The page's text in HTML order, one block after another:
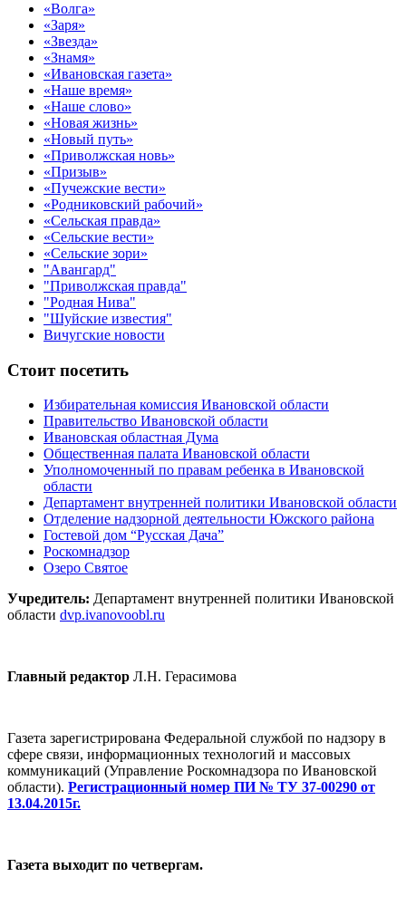
«Волга»
«Заря»
«Звезда»
«Знамя»
«Ивановская газета»
«Наше время»
«Наше слово»
«Новая жизнь»
«Новый путь»
«Приволжская новь»
«Призыв»
«Пучежские вести»
«Родниковский рабочий»
«Сельская правда»
«Сельские вести»
«Сельские зори»
"Авангард"
"Приволжская правда"
"Родная Нива"
"Шуйские известия"
Вичугские новости
Стоит посетить
Избирательная комиссия Ивановской области
Правительство Ивановской области
Ивановская областная Дума
Общественная палата Ивановской области
Уполномоченный по правам ребенка в Ивановской
области
Департамент внутренней политики Ивановской области
Отделение надзорной деятельности Южского района
Гостевой дом “Русская Дача”
Роскомнадзор
Озеро Святое
Учредитель: Департамент внутренней политики Ивановской
области dvp.ivanovoobl.ru
Главный редактор Л.Н. Герасимова
Газета зарегистрирована Федеральной службой по надзору в
сфере связи, информационных технологий и массовых
коммуникаций (Управление Роскомнадзора по Ивановской
области). Регистрационный номер ПИ № ТУ 37-00290 от
13.04.2015г.
Газета выходит по четвергам.